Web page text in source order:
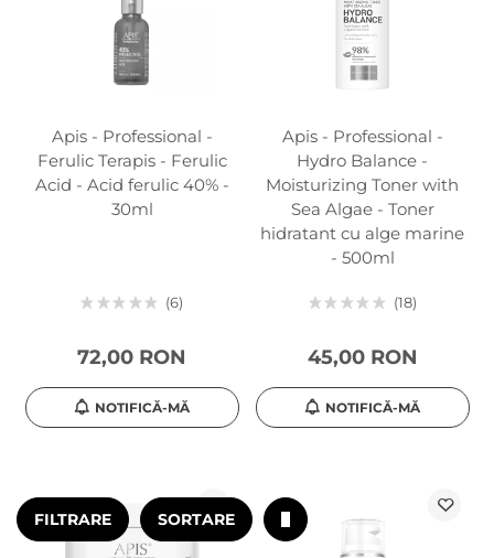
Apis - Professional -
Ferulic Terapis - Ferulic
Acid - Acid ferulic 40% -
30ml
6
72,00 RON
NOTIFICĂ-MĂ
Apis - Professional -
Hydro Balance -
Moisturizing Toner with
Sea Algae - Toner
hidratant cu alge marine
- 500ml
18
45,00 RON
NOTIFICĂ-MĂ
FILTRARE SORTARE